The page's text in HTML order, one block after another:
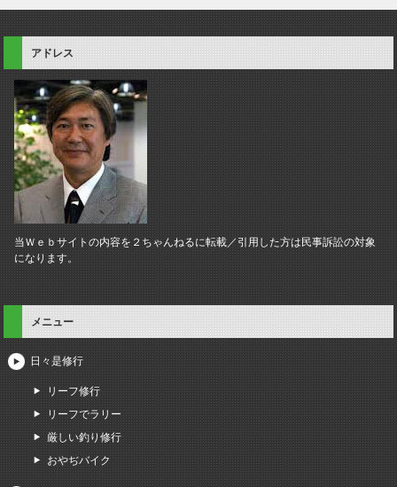
アドレス
当Ｗｅｂサイトの内容を２ちゃんねるに転載／引用した方は民事訴訟の対象
になります。
メニュー
日々是修行
リーフ修行
リーフでラリー
厳しい釣り修行
おやぢバイク